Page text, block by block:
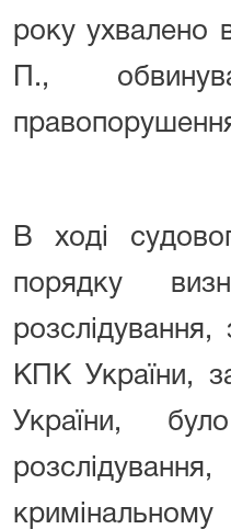
року ухвалено
П.,
В ході
порядку
КПК України,
України,